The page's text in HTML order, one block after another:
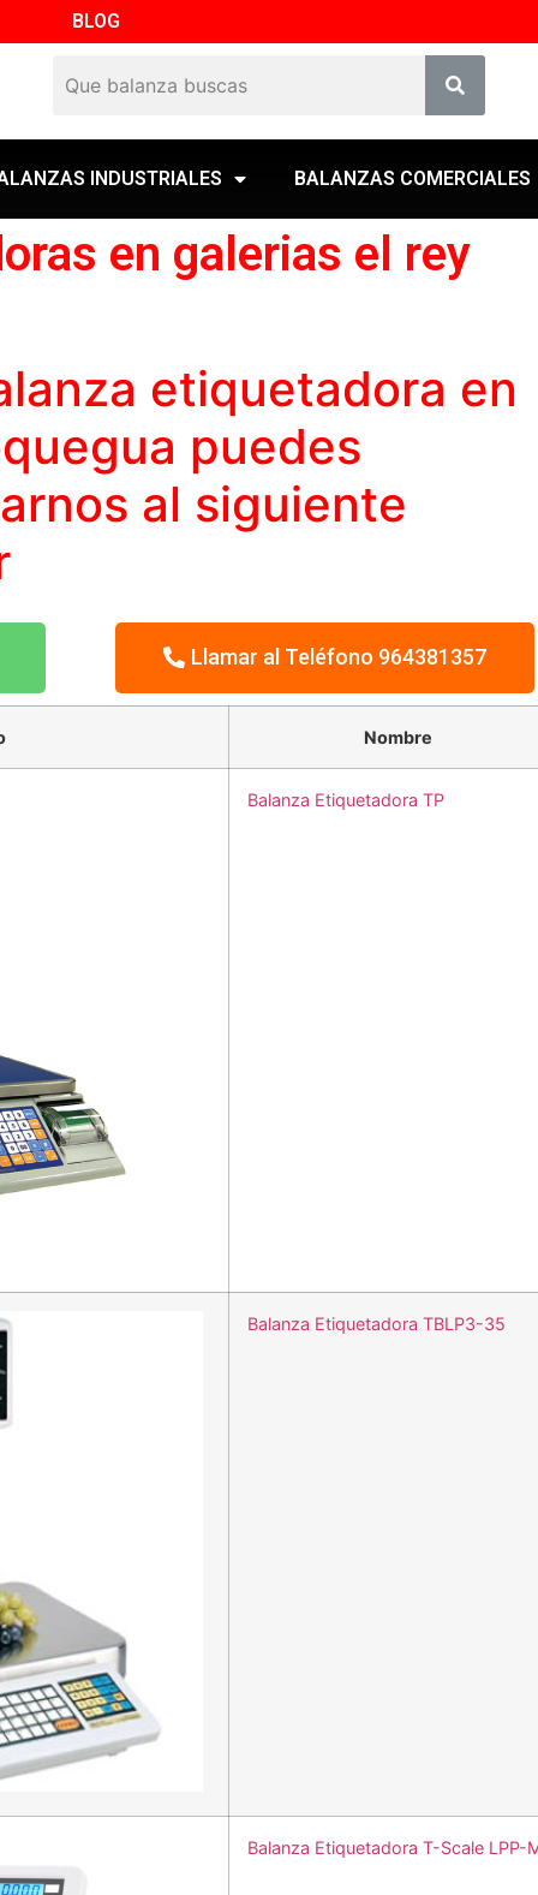
BLOG
INDUSTRIALES BALANZAS COMERCIALES
en galerias el rey
etiquetadora en
puedes
al siguiente
Llamar al Teléfono 964381357
Nombre
Balanza Etiquetadora TP
Balanza Etiquetadora TBLP3-35
Balanza Etiquetadora T-Scale LPP-